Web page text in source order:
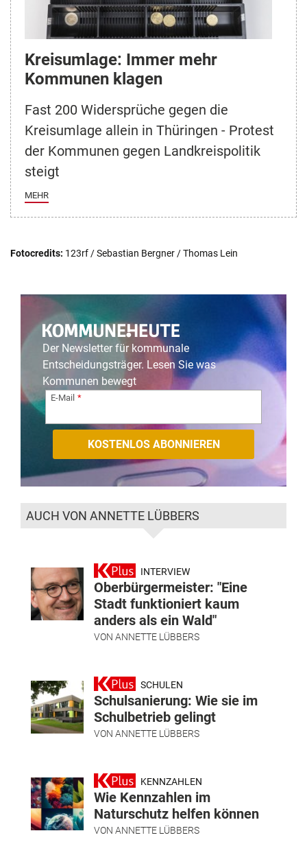
Kreisumlage: Immer mehr
Kommunen klagen
Fast 200 Widersprüche gegen die
Kreisumlage allein in Thüringen - Protest
der Kommunen gegen Landkreispolitik
steigt
MEHR
Fotocredits: 123rf / Sebastian Bergner / Thomas Lein
Der Newsletter für kommunale
Entscheidungsträger. Lesen Sie was
Kommunen bewegt
E-Mail
AUCH VON ANNETTE LÜBBERS
INTERVIEW
Oberbürgermeister: "Eine
Stadt funktioniert kaum
anders als ein Wald"
VON ANNETTE LÜBBERS
SCHULEN
Schulsanierung: Wie sie im
Schulbetrieb gelingt
VON ANNETTE LÜBBERS
KENNZAHLEN
Wie Kennzahlen im
Naturschutz helfen können
VON ANNETTE LÜBBERS